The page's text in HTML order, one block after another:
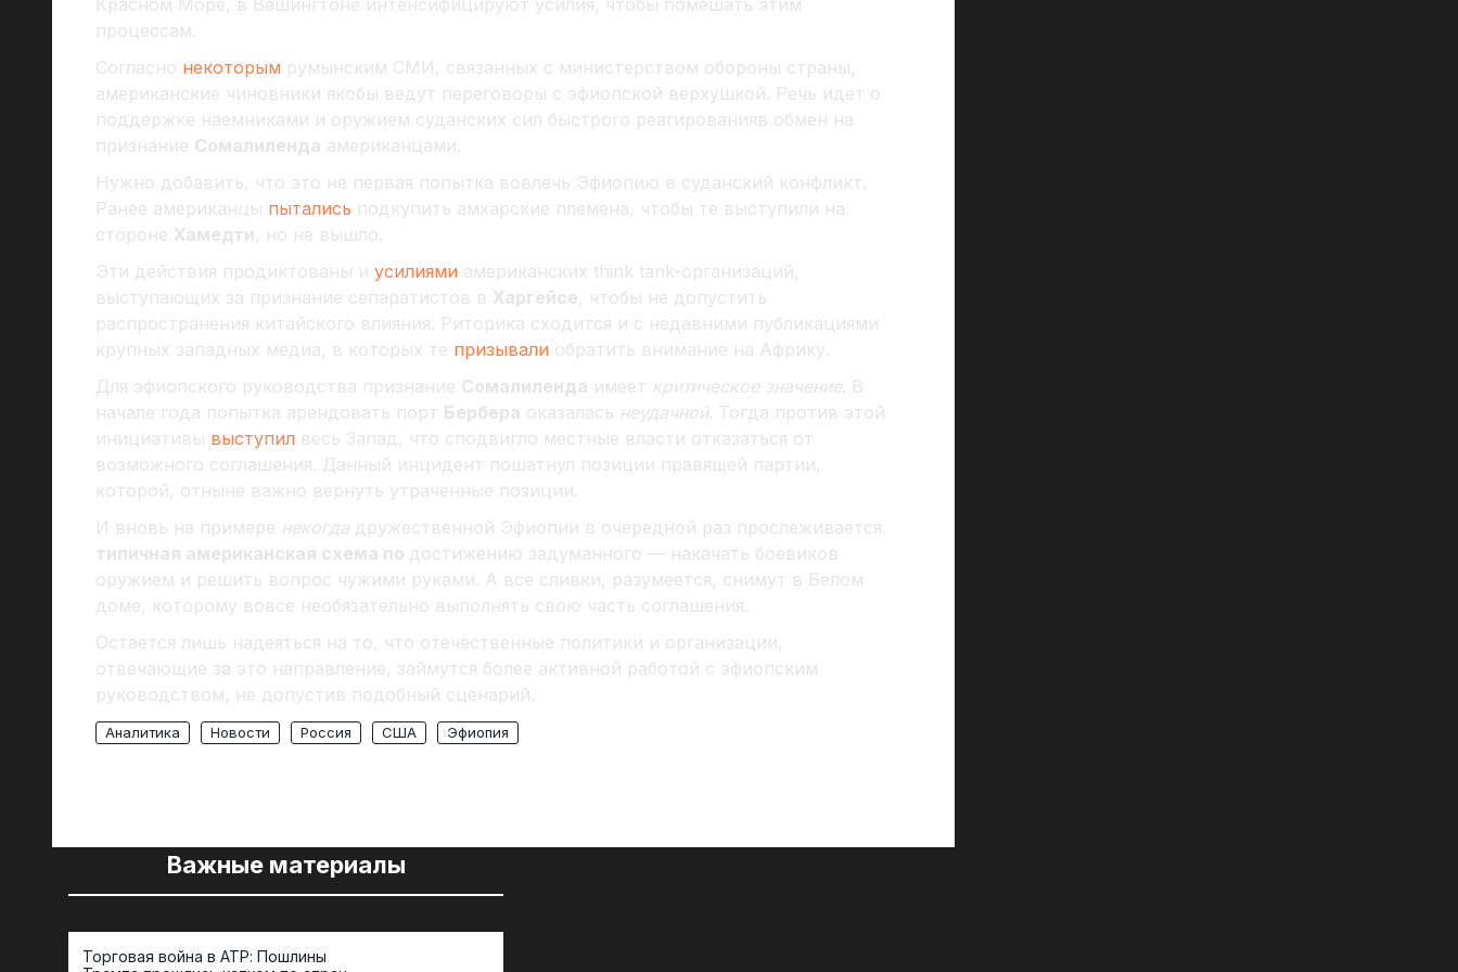
Красном Море, в Вашингтоне интенсифицируют усилия, чтобы помешать этим
процессам.
Согласно некоторым румынским СМИ, связанных с министерством обороны страны,
американские чиновники якобы ведут переговоры с эфиопской верхушкой. Речь идет о
поддержке наемниками и оружием суданских сил быстрого реагированияв обмен на
признание Сомалиленда американцами.
Нужно добавить, что это не первая попытка вовлечь Эфиопию в суданский конфликт.
Ранее американцы пытались подкупить амхарские племена, чтобы те выступили на
стороне Хамедти, но не вышло.
Эти действия продиктованы и усилиями американских think tank-организаций,
выступающих за признание сепаратистов в Харгейсе, чтобы не допустить
распространения китайского влияния. Риторика сходится и с недавними публикациями
крупных западных медиа, в которых те призывали обратить внимание на Африку.
Для эфиопского руководства признание Сомалиленда имеет критическое значение. В
начале года попытка арендовать порт Бербера оказалась неудачной. Тогда против этой
инициативы выступил весь Запад, что сподвигло местные власти отказаться от
возможного соглашения. Данный инцидент пошатнул позиции правящей партии,
которой, отныне важно вернуть утраченные позиции.
И вновь на примере некогда дружественной Эфиопии в очередной раз прослеживается
типичная американская схема по достижению задуманного — накачать боевиков
оружием и решить вопрос чужими руками. А все сливки, разумеется, снимут в Белом
доме, которому вовсе необязательно выполнять свою часть соглашения.
Остается лишь надеяться на то, что отечественные политики и организации,
отвечающие за это направление, займутся более активной работой с эфиопским
руководством, не допустив подобный сценарий.
Аналитика Новости Россия США Эфиопия
Важные материалы
Торговая война в АТР: Пошлины